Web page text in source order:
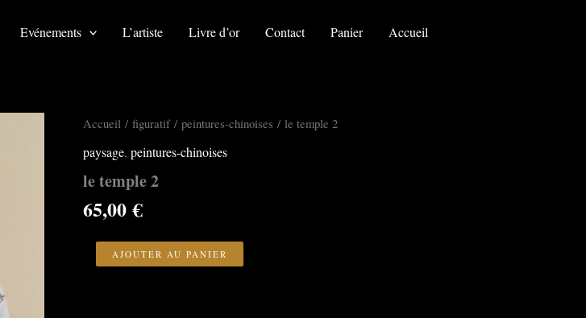
Evénements L’artiste Livre d’or Contact Panier Accueil
Accueil / figuratif/ peintures-chinoises / le temple 2
paysage, peintures-chinoises
le temple 2
65,00€
AJOUTER AU PANIER
temple